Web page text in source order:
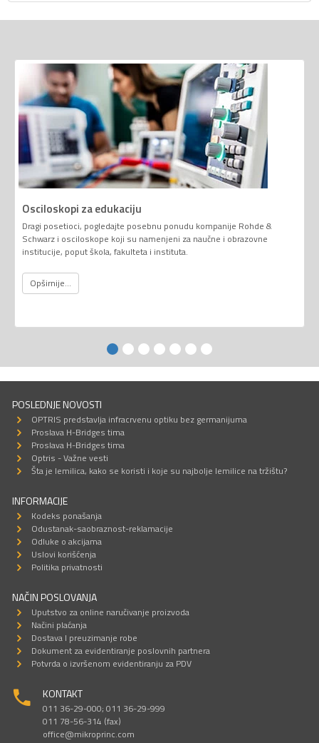
Osciloskopi za edukaciju
Dragi posetioci, pogledajte posebnu ponudu kompanije Rohde &
Schwarz i osciloskope koji su namenjeni za naučne i obrazovne
institucije, poput škola, fakulteta i instituta.
Opširnije...
POSLEDNJE NOVOSTI
OPTRIS predstavlja infracrvenu optiku bez germanijuma
Proslava H-Bridges tima
Proslava H-Bridges tima
Optris - Važne vesti
Šta je lemilica, kako se koristi i koje su najbolje lemilice na tržištu?
INFORMACIJE
Kodeks ponašanja
Odustanak-saobraznost-reklamacije
Odluke o akcijama
Uslovi korišćenja
Politika privatnosti
NAČIN POSLOVANJA
Uputstvo za online naručivanje proizvoda
Načini plaćanja
Dostava I preuzimanje robe
Dokument za evidentiranje poslovnih partnera
Potvrda o izvršenom evidentiranju za PDV
KONTAKT
011 36-29-000; 011 36-29-999
011 78-56-314 (fax)
office@mikroprinc.com